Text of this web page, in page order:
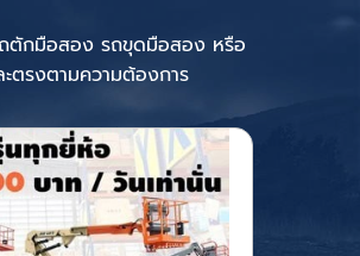
ตักมือสอง รถขุดมือสองหรือ
ตรงตามความต้องการ